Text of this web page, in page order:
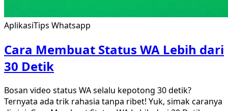
AplikasiTips Whatsapp
Cara Membuat Status WA Lebih dari
30 Detik
Bosan video status WA selalu kepotong 30 detik?
Ternyata ada trik rahasia tanpa ribet! Yuk, simak caranya